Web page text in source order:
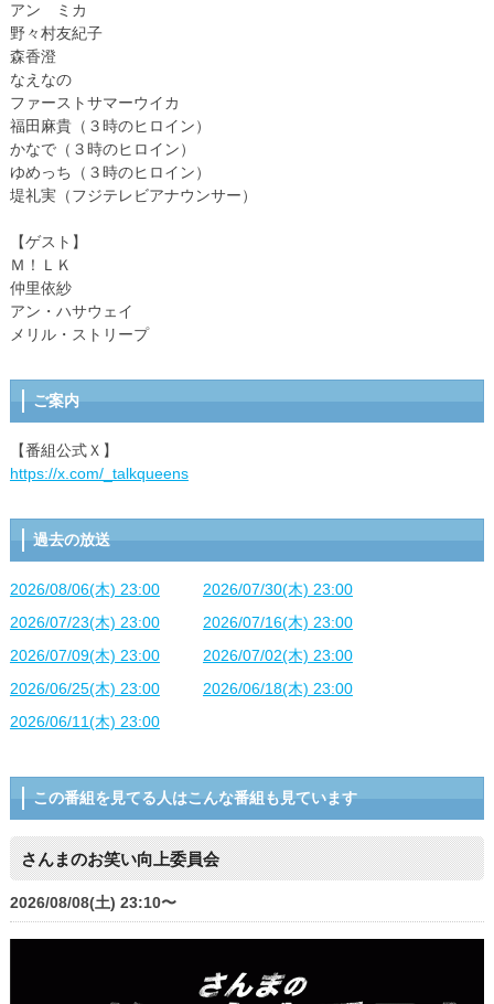
アン ミカ
野々村友紀子
森香澄
なえなの
ファーストサマーウイカ
福田麻貴（３時のヒロイン）
かなで（３時のヒロイン）
ゆめっち（３時のヒロイン）
堤礼実（フジテレビアナウンサー）
【ゲスト】
Ｍ！ＬＫ
仲里依紗
アン・ハサウェイ
メリル・ストリープ
ご案内
【番組公式Ｘ】
https://x.com/_talkqueens
過去の放送
2026/08/06(木) 23:00
2026/07/30(木) 23:00
2026/07/23(木) 23:00
2026/07/16(木) 23:00
2026/07/09(木) 23:00
2026/07/02(木) 23:00
2026/06/25(木) 23:00
2026/06/18(木) 23:00
2026/06/11(木) 23:00
この番組を見てる人はこんな番組も見ています
さんまのお笑い向上委員会
2026/08/08(土) 23:10〜